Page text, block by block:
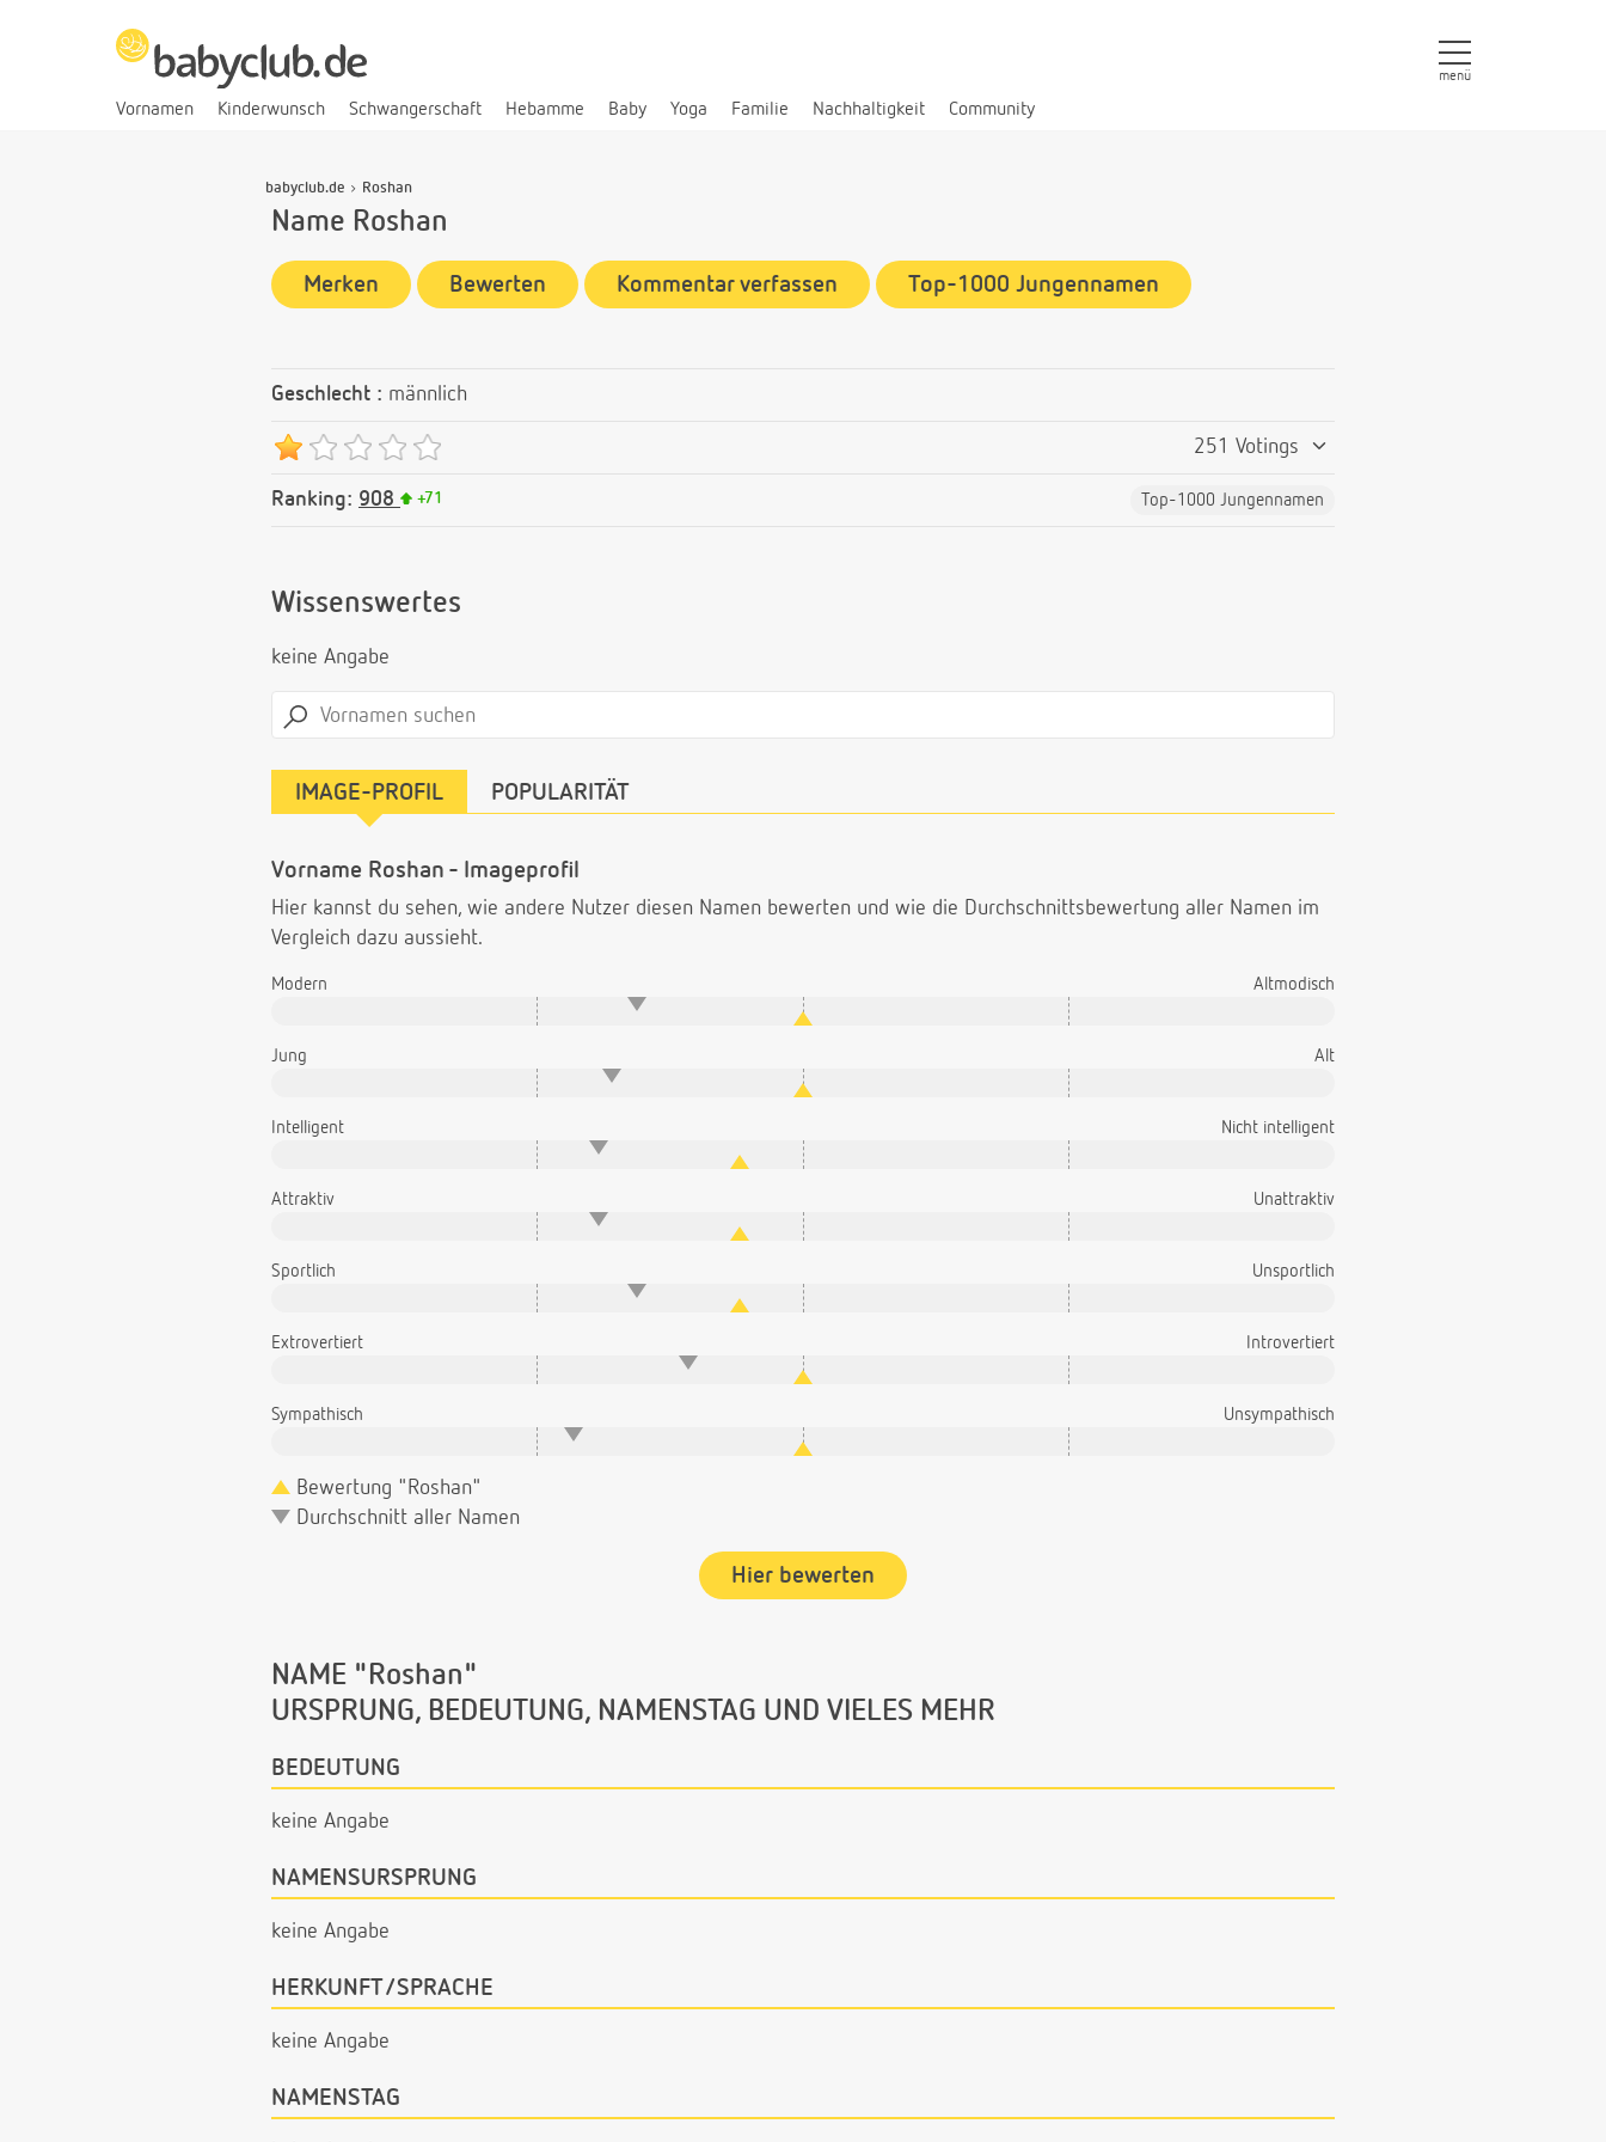
Vornamen Kinderwunsch Schwangerschaft Hebamme Baby Yoga Familie Nachhaltigkeit Community
menü
babyclub.de Roshan
Name Roshan
Merken Bewerten Kommentar verfassen Top-1000 Jungennamen
Geschlecht : männlich
251 Votings
Ranking: 908 +71 Top-1000 Jungennamen
Wissenswertes
keine Angabe
IMAGE-PROFIL POPULARITÄT
Vorname Roshan - Imageprofil
Hier kannst du sehen, wie andere Nutzer diesen Namen bewerten und wie die Durchschnittsbewertung aller Namen im
Vergleich dazu aussieht.
Modern Altmodisch
Jung Alt
Intelligent Nicht intelligent
Attraktiv Unattraktiv
Sportlich Unsportlich
Extrovertiert Introvertiert
Sympathisch Unsympathisch
Bewertung "Roshan"
Durchschnitt aller Namen
Hier bewerten
NAME "Roshan"
URSPRUNG, BEDEUTUNG, NAMENSTAG UND VIELES MEHR
BEDEUTUNG
keine Angabe
NAMENSURSPRUNG
keine Angabe
HERKUNFT/SPRACHE
keine Angabe
NAMENSTAG